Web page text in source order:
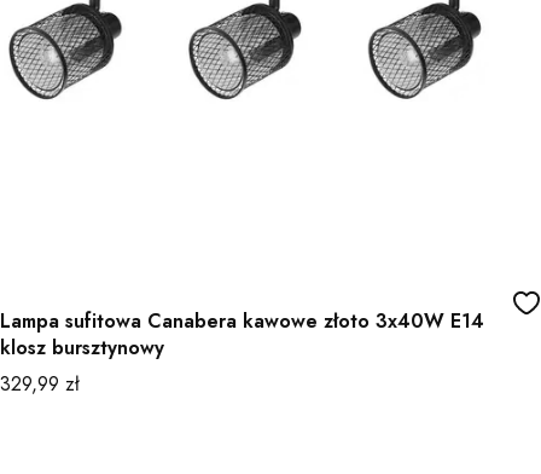
Lampa sufitowa Canabera kawowe złoto 3x40W E14
klosz bursztynowy
Cena
329,99 zł